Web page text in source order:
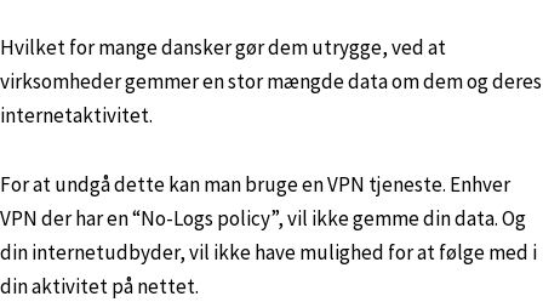
Hvilket for mange dansker gør dem utrygge, ved at
virksomheder gemmer en stor mængde data om dem og deres
internetaktivitet.
For at undgå dette kan man bruge en VPN tjeneste. Enhver
VPN der har en “No-Logs policy”, vil ikke gemme din data. Og
din internetudbyder, vil ikke have mulighed for at følge med i
din aktivitet på nettet.